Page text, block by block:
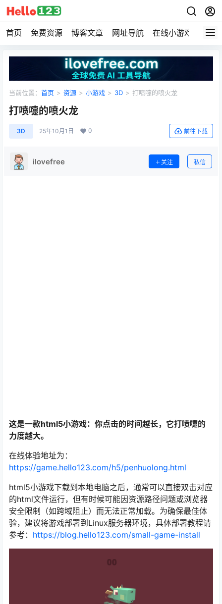
首页 免费资源 博客文章 网址导航 在线小游戏
当前位置： 首页 > 资源 > 小游戏 > 3D > 打喷嚏的喷火龙
打喷嚏的喷火龙
3D 25年10月1日 0 前往下载
ilovefree 关注 私信
这是一款html5小游戏：你点击的时间越长，它打喷嚏的
力度越大。
在线体验地址为：
https://game.hello123.com/h5/penhuolong.html
html5小游戏下载到本地电脑之后，通常可以直接双击对应
的html文件运行，但有时候可能因资源路径问题或浏览器
安全限制（如跨域阻止）而无法正常加载。为确保最佳体
验，建议将游戏部署到Linux服务器环境，具体部署教程请
参考： https://blog.hello123.com/small-game-install